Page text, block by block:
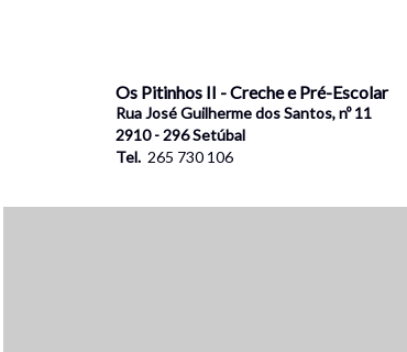
Os Pitinhos II - Creche e Pré-Escolar
Rua José Guilherme dos Santos, nº 11
2910 - 296 Setúbal
Tel.265 730 106